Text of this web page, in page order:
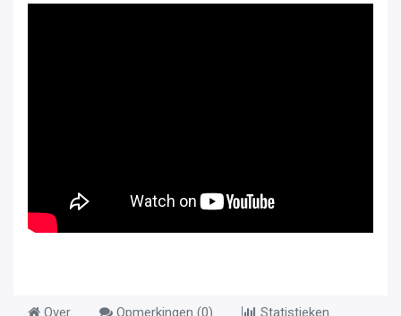
Over Opmerkingen (0) Statistieken